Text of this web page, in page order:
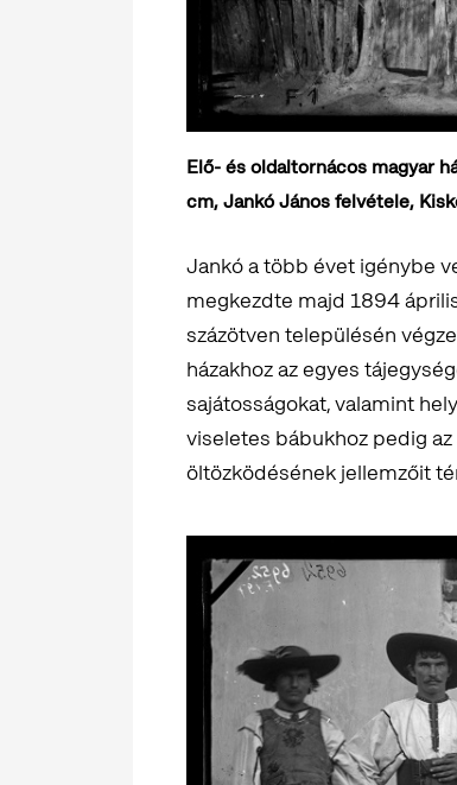
Elő- és oldaltornácos magyar
cm, Jankó János felvétele,
Jankó a több évet igénybe
megkezdte majd 1894
százötven településén
házakhoz az egyes
sajátosságokat, valamint
viseletes bábukhoz pedig
öltözködésének jellemzőit